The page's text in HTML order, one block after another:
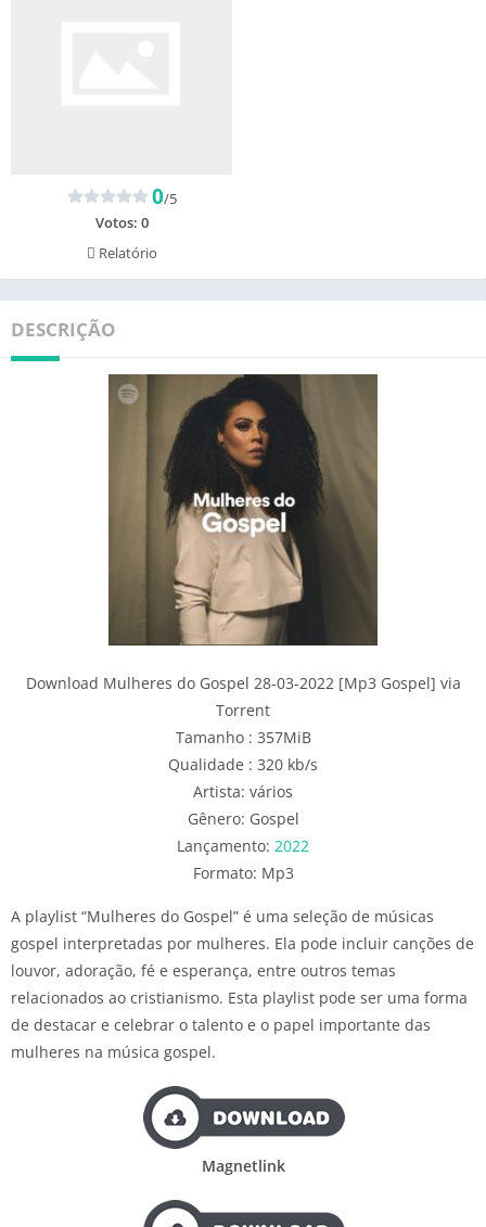
0/5
Votos: 0
Relatório
DESCRIÇÃO
Download Mulheres do Gospel 28-03-2022 [Mp3 Gospel] via
Torrent
Tamanho : 357MiB
Qualidade : 320 kb/s
Artista: vários
Gênero: Gospel
Lançamento: 2022
Formato: Mp3
A playlist “Mulheres do Gospel” é uma seleção de músicas
gospel interpretadas por mulheres. Ela pode incluir canções de
louvor, adoração, fé e esperança, entre outros temas
relacionados ao cristianismo. Esta playlist pode ser uma forma
de destacar e celebrar o talento e o papel importante das
mulheres na música gospel.
Magnetlink